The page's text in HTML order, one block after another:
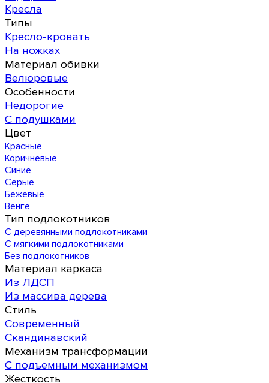
Кресла
Типы
Кресло-кровать
На ножках
Материал обивки
Велюровые
Особенности
Недорогие
С подушками
Цвет
Красные
Коричневые
Синие
Серые
Бежевые
Венге
Тип подлокотников
С деревянными подлокотниками
С мягкими подлокотниками
Без подлокотников
Материал каркаса
Из ЛДСП
Из массива дерева
Стиль
Современный
Скандинавский
Механизм трансформации
С подъемным механизмом
Жесткость